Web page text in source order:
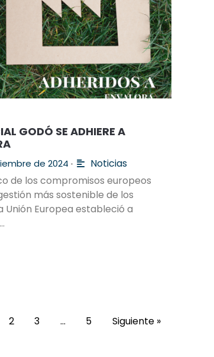
GODÓ SE ADHIERE A
de 2024 •
Noticias
de los compromisos europeos
más sostenible de los
Unión Europea estableció a
2 3 … 5 Siguiente »